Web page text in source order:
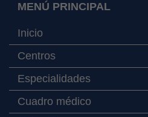
MENÚ PRINCIPAL
Inicio
Centros
Especialidades
Cuadro médico